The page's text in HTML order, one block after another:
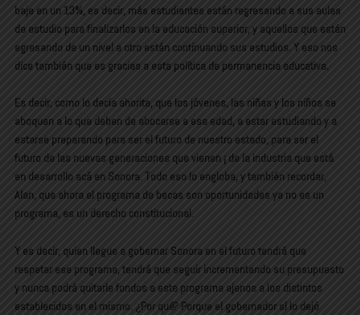
baje en un 13%, es decir, más estudiantes están regresando a sus aulas
de estudio para finalizarlos en la educación superior, y aquellos que están
egresando de un nivel a otro están continuando sus estudios. Y eso nos
dice también que es gracias a esta política de permanencia educativa.
Es decir, como lo decía ahorita, que los jóvenes, las niñas y los niños se
aboquen a lo que deben de abocarse a esa edad, a estar estudiando y a
estarse preparando para ser el futuro de nuestro estado, para ser el
futuro de las nuevas generaciones que vienen ¡ de la industria que está
en desarrollo acá en Sonora. Todo eso lo engloba, y también recordar,
Alan, que ahora el programa de becas son oportunidades ya no es un
programa, es un derecho constitucional.
Y es decir, quien llegue a gobernar Sonora en el futuro tendrá que
respetar ese programa, tendrá que seguir incrementando su presupuesto
y nunca podrá quitarle fondos a este programa ajenos a los distintos
establecidos en el mismo. ¿Por qué? Porque el gobernador sí lo dejó